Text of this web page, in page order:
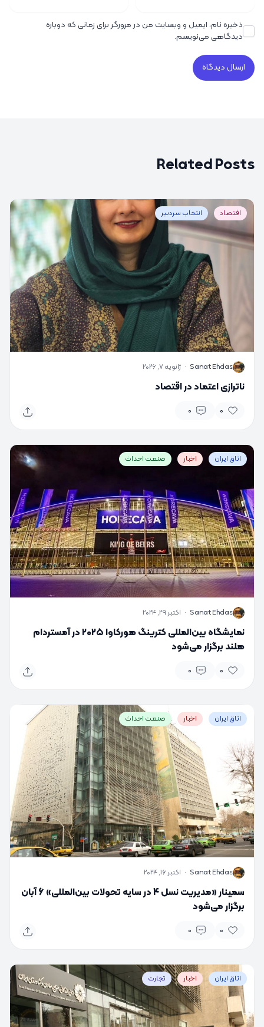
ذخیره نام، ایمیل و وبسایت من در مرورگر برای زمانی که دوباره
دیدگاهی می‌نویسم.
Related Posts
اقتصاد انتخاب سردبیر
S
Sanat Ehdas
· ژانویه 7, 2026
ناترازی اعتماد در اقتصاد
0
0
اتاق ایران اخبار صنعت احداث
S
Sanat Ehdas
· اکتبر 29, 2024
نمایشگاه بین‌المللی کترینگ هورکاوا ۲۰۲۵ در آمستردام
هلند برگزار می‌شود
0
0
اتاق ایران اخبار صنعت احداث
S
Sanat Ehdas
· اکتبر 16, 2024
سمینار «مدیریت نسل 4 در سایه تحولات بین‌المللی» 6 آبان
برگزار می‌شود
0
0
اتاق ایران اخبار تجارت